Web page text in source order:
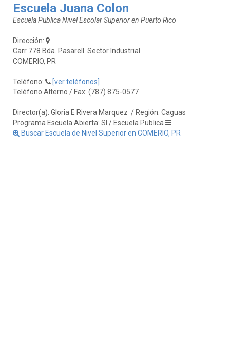
Escuela Juana Colon
Escuela Publica Nivel Escolar Superior en Puerto Rico
Dirección:
Carr 778 Bda. Pasarell. Sector Industrial
COMERIO, PR
Teléfono:
[ver teléfonos]
Teléfono Alterno / Fax: (787) 875-0577
Director(a): Gloria E Rivera Marquez / Región: Caguas
Programa Escuela Abierta: SI / Escuela Publica
Buscar Escuela de Nivel Superior en COMERIO, PR